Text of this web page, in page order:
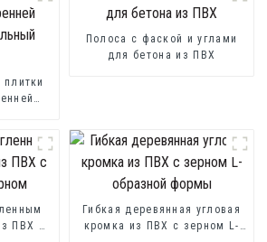
Полоса с фаской и углами
для бетона из ПВХ
ПВХ с
Гибкая деревянная угловая
кромка из ПВХ с зерном L-